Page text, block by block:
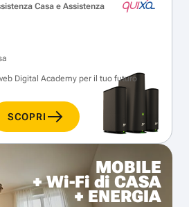
Casa e Assistenza
Digital Academy per il tuo futuro
SCOPRI
MOBILE
+ Wi-Fi di CASA
+ ENERGIA